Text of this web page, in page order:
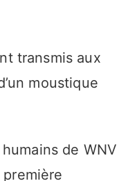
transmis aux
moustique
de WNV
première